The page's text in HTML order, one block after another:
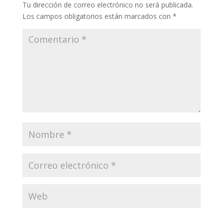
Tu dirección de correo electrónico no será publicada.
Los campos obligatorios están marcados con *